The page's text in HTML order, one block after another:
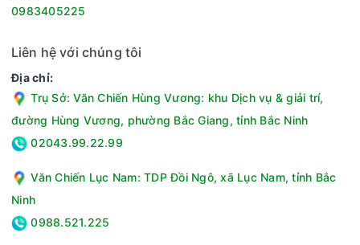
0983405225
Liên hệ với chúng tôi
Địa chỉ:
Trụ Sở: Văn Chiến Hùng Vương: khu Dịch vụ & giải trí,
đường Hùng Vương, phường Bắc Giang, tỉnh Bắc Ninh
02043.99.22.99
Văn Chiến Lục Nam: TDP Đồi Ngô, xã Lục Nam, tỉnh Bắc
Ninh
0988.521.225